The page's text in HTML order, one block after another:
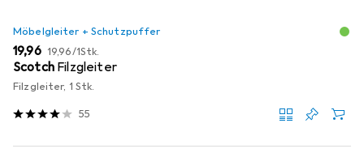
Möbelgleiter + Schutzpuffer
EUR
19,96 EUR
19,96/1Stk.
Scotch Filzgleiter
Filzgleiter, 1 Stk.
55